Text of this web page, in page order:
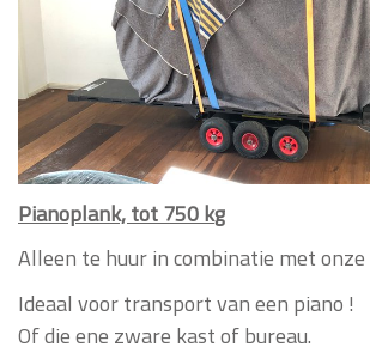
Pianoplank, tot 750 kg
Alleen te huur in combinatie met
Ideaal voor transport van een piano !
Of die ene zware kast of bureau.